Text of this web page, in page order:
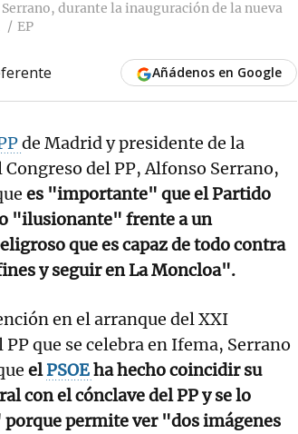
durante la inauguración de la nueva
EP
Añádenos en Google
de Madrid y presidente de la
del PP, Alfonso Serrano,
es "importante" que el Partido
"ilusionante" frente a un
que es capaz de todo contra
y seguir en La Moncloa".
en el arranque del XXI
PP que se celebra en Ifema, Serrano
elPSOEha hecho coincidir su
con el cónclave del PP y se lo
permite ver "dos imágenes